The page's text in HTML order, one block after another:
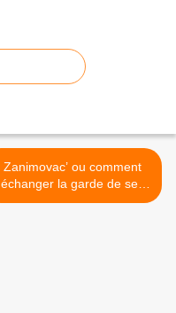
Zanimovac’ ou comment
échanger la garde de ses
animaux de compagnie